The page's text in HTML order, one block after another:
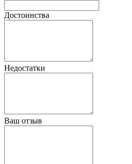
Достоинства
Недостатки
Ваш отзыв